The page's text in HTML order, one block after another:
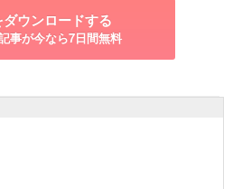
ウンロードする
事が今なら7日間無料